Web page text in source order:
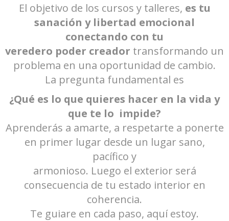
El objetivo de los cursos y talleres, es tu
sanación y libertad emocional
conectando con tu
veredero poder creador transformando un
problema en una oportunidad de cambio.
La pregunta fundamental es
¿Qué es lo que quieres hacer en la vida y
que te lo impide?
Aprenderás a amarte, a respetarte a ponerte
en primer lugar desde un lugar sano,
pacífico y
armonioso. Luego el exterior será
consecuencia de tu estado interior en
coherencia.
Te guiare en cada paso, aquí estoy.